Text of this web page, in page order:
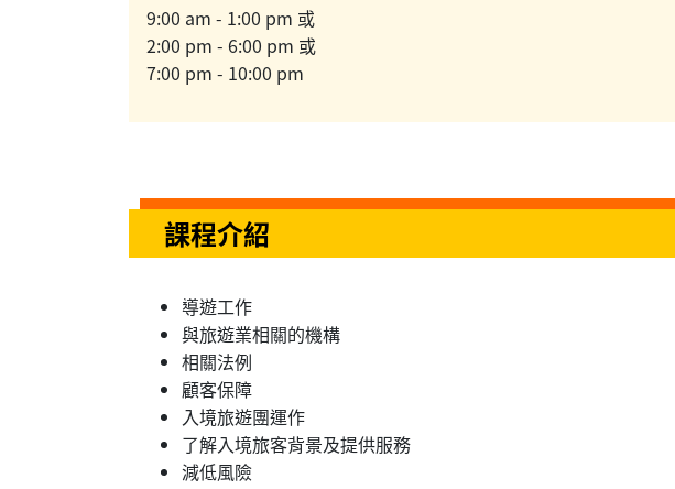
9:00 am - 1:00 pm 或
2:00 pm - 6:00 pm 或
7:00 pm - 10:00 pm
課程介紹
導遊工作
與旅遊業相關的機構
相關法例
顧客保障
入境旅遊團運作
了解入境旅客背景及提供服務
減低風險